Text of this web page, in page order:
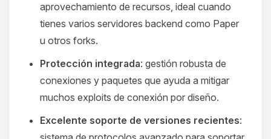
aprovechamiento de recursos, ideal cuando
tienes varios servidores backend como Paper
u otros forks.
Protección integrada: gestión robusta de
conexiones y paquetes que ayuda a mitigar
muchos exploits de conexión por diseño.
Excelente soporte de versiones recientes: